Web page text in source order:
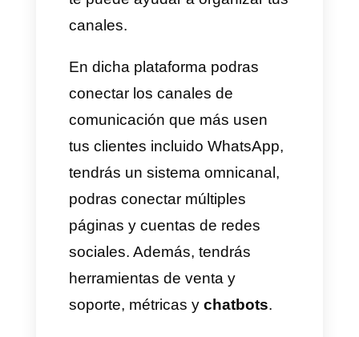
comunicación,
omnicanalidad, multipagina
etc.
Por si no lo sabías, muchas
empresas tienen problemas
con la organización de los
mensajes, clientes,
comunicaciones y canales de